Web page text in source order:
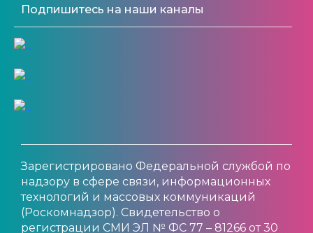
Подпишитесь на наши каналы
Зарегистрировано Федеральной службой по
надзору в сфере связи, информационных
технологий и массовых коммуникаций
(Роскомнадзор). Свидетельство о
регистрации СМИ ЭЛ № ФС 77 – 81266 от 30